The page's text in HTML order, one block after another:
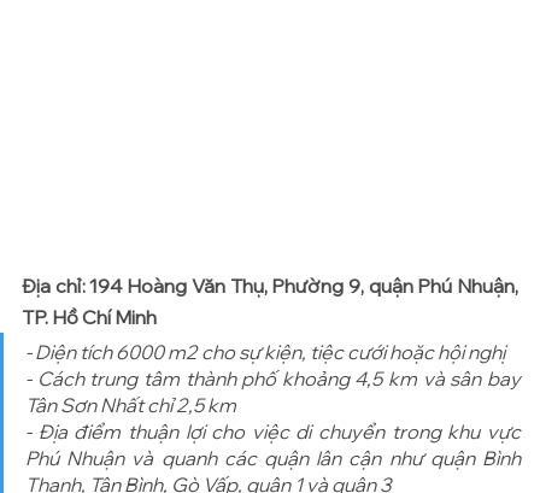
Địa chỉ: 194 Hoàng Văn Thụ, Phường 9, quận Phú Nhuận,
TP. Hồ Chí Minh
- Diện tích 6000 m2 cho sự kiện, tiệc cưới hoặc hội nghị
- Cách trung tâm thành phố khoảng 4,5 km và sân bay
Tân Sơn Nhất chỉ 2,5 km
- Địa điểm thuận lợi cho việc di chuyển trong khu vực
Phú Nhuận và quanh các quận lân cận như quận Bình
Thạnh, Tân Bình, Gò Vấp, quận 1 và quận 3